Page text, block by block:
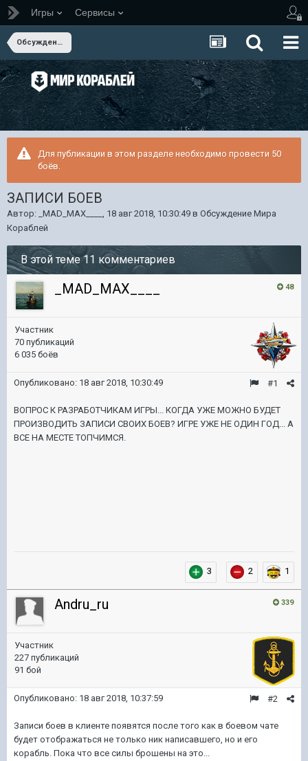
Игры Сервисы
Обсуждение Мира Кораблей
Для публикации в этом разделе необходимо провести 50
боёв.
ЗАПИСИ БОЕВ
Автор: _MAD_MAX____ , 18 авг 2018, 10:30:49 в Обсуждение Мира
Кораблей
В этой теме 11 комментариев
48
_MAD_MAX____
Участник
70 публикаций
6 035 боёв
#1
Опубликовано: 18 авг 2018, 10:30:49
ВОПРОС К РАЗРАБОТЧИКАМ ИГРЫ... КОГДА УЖЕ МОЖНО БУДЕТ
ПРОИЗВОДИТЬ ЗАПИСИ СВОИХ БОЕВ? ИГРЕ УЖЕ НЕ ОДИН ГОД... А
ВСЕ НА МЕСТЕ ТОПЧИМСЯ.
3 2 1
339
Andru_ru
Участник
227 публикаций
91 бой
#2
Опубликовано: 18 авг 2018, 10:37:59
Записи боев в клиенте появятся после того как в боевом чате
будет отображаться не только ник написавшего, но и его
корабль. Пока что все силы брошены на это...